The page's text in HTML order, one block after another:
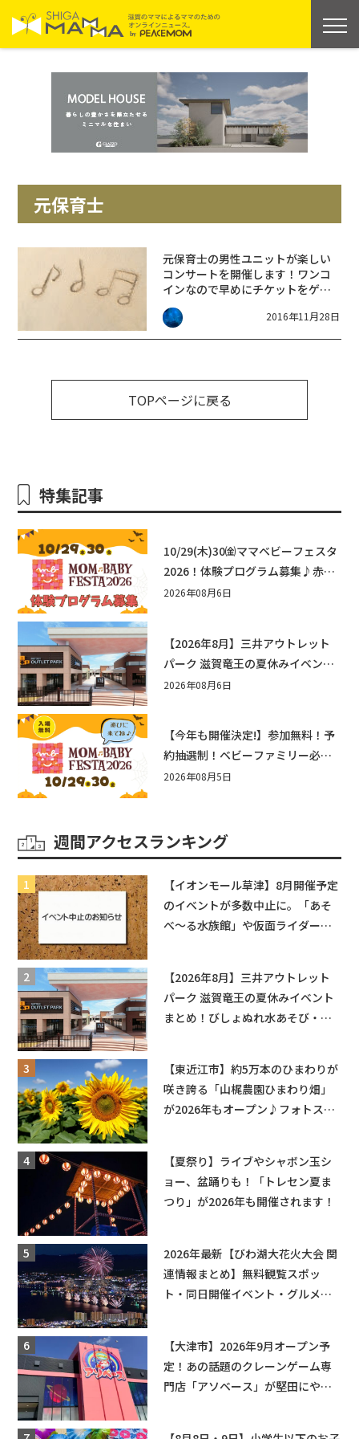
元保育士
元保育士の男性ユニットが楽しい
コンサートを開催します！ワンコ
インなので早めにチケットをゲッ
トしましょう！
2016年11月28日
TOPページに戻る
特集記事
10/29(木)30㈮ママベビーフェスタ
2026！体験プログラム募集♪赤ち
ゃん向けイベントに出演しません
2026年08月6日
【2026年8月】三井アウトレット
パーク 滋賀竜王の夏休みイベント
まとめ！びしょぬれ水あそび・激
2026年08月6日
【今年も開催決定!】参加無料！予
約抽選制！ベビーファミリー必見
☆入場無料☆10/29(木)30(金)ママ
2026年08月5日
週間アクセスランキング
【イオンモール草津】8月開催予定
のイベントが多数中止に。「あそ
べ〜る水族館」や仮面ライダーシ
【2026年8月】三井アウトレット
パーク 滋賀竜王の夏休みイベント
まとめ！びしょぬれ水あそび・激
【東近江市】約5万本のひまわりが
咲き誇る「山梶農園ひまわり畑」
が2026年もオープン♪フォトスポ
【夏祭り】ライブやシャボン玉シ
ョー、盆踊りも！「トレセン夏ま
つり」が2026年も開催されます！
2026年最新【びわ湖大花火大会 関
連情報まとめ】無料観覧スポッ
ト・同日開催イベント・グルメマ
【大津市】2026年9月オープン予
定！あの話題のクレーンゲーム専
門店「アソベース」が堅田にやっ